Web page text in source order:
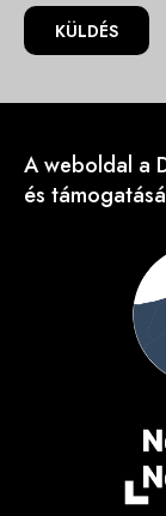
KÜLDÉS
A weboldal a
és